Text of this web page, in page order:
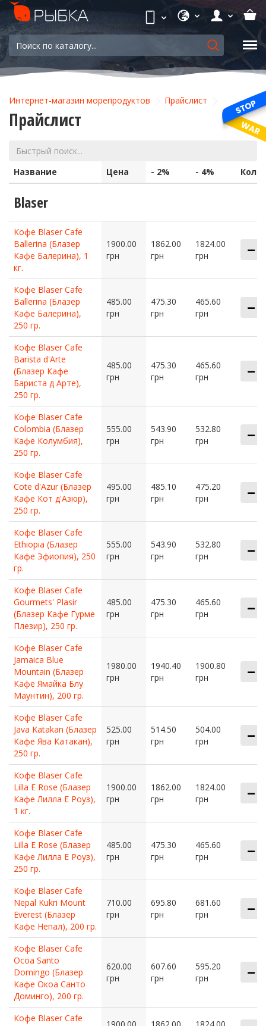
Интернет-магазин морепродуктов Прайслист
Прайслист
Название Цена - 2% - 4%
Blaser
Кофе Blaser Cafe
Ballerina (Блазер
Кафе Балерина), 1
кг.
1900.00
грн
1862.00
грн
1824.00
грн
Кофе Blaser Cafe
Ballerina (Блазер
Кафе Балерина),
250 гр.
485.00
грн
475.30
грн
465.60
грн
Кофе Blaser Cafe
Barista d'Arte
(Блазер Кафе
Бариста д Арте),
250 гр.
485.00
грн
475.30
грн
465.60
грн
Кофе Blaser Cafe
Colombia (Блазер
Кафе Колумбия),
250 гр.
555.00
грн
543.90
грн
532.80
грн
Кофе Blaser Cafe
Cote d'Azur (Блазер
Кафе Кот д'Азюр),
250 гр.
495.00
грн
485.10
грн
475.20
грн
Кофе Blaser Cafe
Ethiopia (Блазер
Кафе Эфиопия), 250
гр.
555.00
грн
543.90
грн
532.80
грн
Кофе Blaser Cafe
Gourmets' Plasir
(Блазер Кафе Гурме
Плезир), 250 гр.
485.00
грн
475.30
грн
465.60
грн
Кофе Blaser Cafe
Jamaica Blue
Mountain (Блазер
Кафе Ямайка Блу
Маунтин), 200 гр.
1980.00
грн
1940.40
грн
1900.80
грн
Кофе Blaser Cafe
Java Katakan (Блазер
Кафе Ява Катакан),
250 гр.
525.00
грн
514.50
грн
504.00
грн
Кофе Blaser Cafe
Lilla E Rose (Блазер
Кафе Лилла Е Роуз),
1 кг.
1900.00
грн
1862.00
грн
1824.00
грн
Кофе Blaser Cafe
Lilla E Rose (Блазер
Кафе Лилла Е Роуз),
250 гр.
485.00
грн
475.30
грн
465.60
грн
Кофе Blaser Cafe
Nepal Kukri Mount
Everest (Блазер
Кафе Непал), 200 гр.
710.00
грн
695.80
грн
681.60
грн
Кофе Blaser Cafe
Ocoa Santo
Domingo (Блазер
Кафе Окоа Санто
Доминго), 200 гр.
620.00
грн
607.60
грн
595.20
грн
Кофе Blaser Cafe